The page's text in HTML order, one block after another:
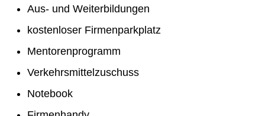
Aus- und Weiterbildungen
kostenloser Firmenparkplatz
Mentorenprogramm
Verkehrsmittelzuschuss
Notebook